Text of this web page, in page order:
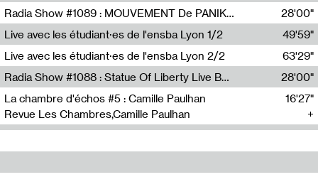
Nima Henryon,Athéna Noël,Amir Genillon,Ibourayane Ahmadi,Manelle Cherrih,Honorine Gibello,John Weeber,Manon JosephRadia Show #1089 : MOUVEMENT De PANIK (Radio Panik)
Radio Panik
28'00"
Live avec les étudiant·es de l'ensba Lyon 1/2
49'59"
Live avec les étudiant·es de l'ensba Lyon 2/2
63'29"
Radia Show #1088 : Statue Of Liberty Live By Ed Baxter (Resonance)
Resonance
28'00"
La chambre d'échos #5 : Camille Paulhan
Revue Les Chambres,Camille Paulhan
16'27"